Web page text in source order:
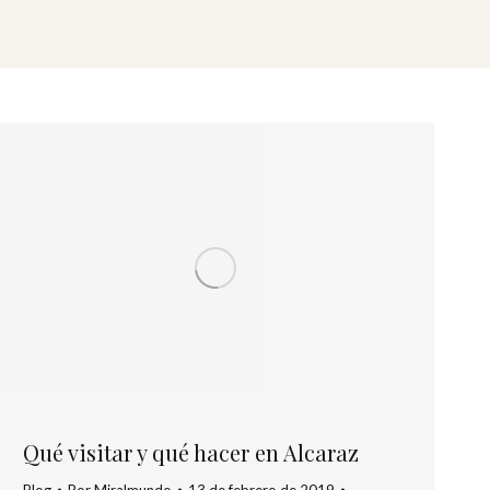
Qué visitar y qué hacer en Alcaraz